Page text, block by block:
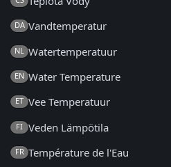
DA Vandtemperatur
NL Watertemperatuur
EN Water Temperature
ET Vee Temperatuur
FI Veden Lämpötila
FR Température de l'Eau